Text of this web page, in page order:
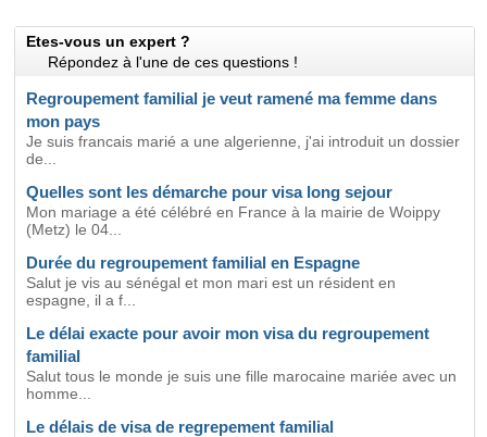
Etes-vous un expert ?
Répondez à l'une de ces questions !
Regroupement familial je veut ramené ma femme dans
mon pays
Je suis francais marié a une algerienne, j'ai introduit un dossier
de...
Quelles sont les démarche pour visa long sejour
Mon mariage a été célébré en France à la mairie de Woippy
(Metz) le 04...
Durée du regroupement familial en Espagne
Salut je vis au sénégal et mon mari est un résident en
espagne, il a f...
Le délai exacte pour avoir mon visa du regroupement
familial
Salut tous le monde je suis une fille marocaine mariée avec un
homme...
Le délais de visa de regrepement familial